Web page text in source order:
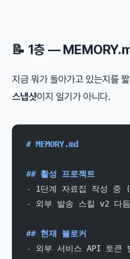
📝 1층 —
지금 뭐가 돌아가고 있는지를
스냅샷이지 일기가 아니다.
# MEMORY.md
## 활성 프로젝트
-
1단계 자료집 작성 중
-
외부 발송 스킬 v2 다
## 현재 블로커
-
외부 서비스 API 토큰